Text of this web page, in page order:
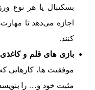
بسکتبال یا هر نوع
اجازه می‌دهد تا
کنند.
بازی های قلم و کاغذی
موفقیت ها، کارهایی که
مثبت خود و… را